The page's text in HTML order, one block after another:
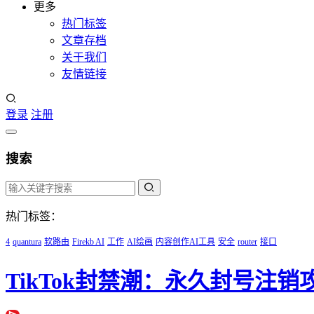
更多
热门标签
文章存档
关于我们
友情链接
登录 注册
搜索
热门标签：
4 quantura 软路由 Firekb AI 工作 AI绘画 内容创作AI工具 安全 router 接口
TikTok封禁潮：永久封号注销